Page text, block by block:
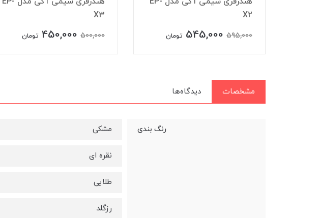
X2
595,000
545,000 تومان
X3
500,000
450,000 تومان
مشخصات دیدگاه‌ها
رنگ بندی مشکی
نقره ای
طلایی
رزگلد